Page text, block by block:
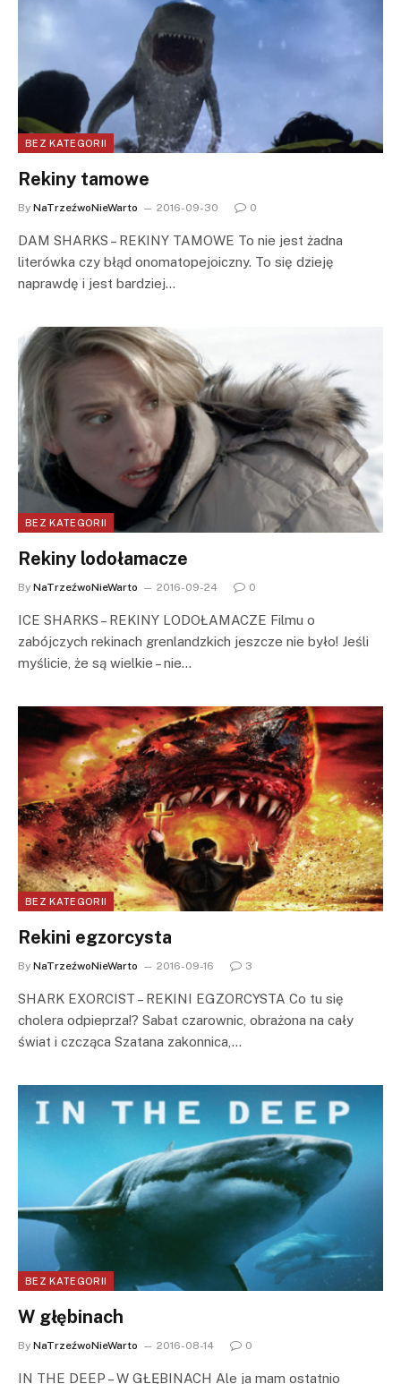
BEZ KATEGORII
Rekiny tamowe
By NaTrzeźwoNieWarto 2016-09-30 0
DAM SHARKS – REKINY TAMOWE To nie jest żadna
literówka czy błąd onomatopejoiczny. To się dzieję
naprawdę i jest bardziej…
BEZ KATEGORII
Rekiny lodołamacze
By NaTrzeźwoNieWarto 2016-09-24 0
ICE SHARKS – REKINY LODOŁAMACZE Filmu o
zabójczych rekinach grenlandzkich jeszcze nie było! Jeśli
myślicie, że są wielkie – nie…
BEZ KATEGORII
Rekini egzorcysta
By NaTrzeźwoNieWarto 2016-09-16 3
SHARK EXORCIST – REKINI EGZORCYSTA Co tu się
cholera odpieprza!? Sabat czarownic, obrażona na cały
świat i czcząca Szatana zakonnica,…
BEZ KATEGORII
W głębinach
By NaTrzeźwoNieWarto 2016-08-14 0
IN THE DEEP – W GŁĘBINACH Ale ja mam ostatnio